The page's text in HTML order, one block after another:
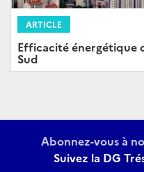
ARTICLE
Efficacité énergétique
Sud
Abonnez-vous à
Suivez la DG